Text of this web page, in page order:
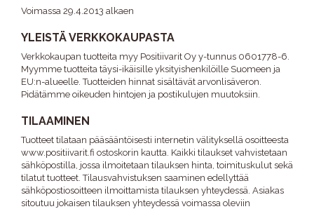
Voimassa 29.4.2013 alkaen
YLEISTÄ VERKKOKAUPASTA
Verkkokaupan tuotteita myy Positiivarit Oy y-tunnus 0601778-6.
Myymme tuotteita täysi-ikäisille yksityishenkilöille Suomeen ja
EU:n-alueelle. Tuotteiden hinnat sisältävät arvonlisäveron.
Pidätämme oikeuden hintojen ja postikulujen muutoksiin.
TILAAMINEN
Tuotteet tilataan pääsääntöisesti internetin välityksellä osoitteesta
www.positiivarit.fi ostoskorin kautta. Kaikki tilaukset vahvistetaan
sähköpostilla, jossa ilmoitetaan tilauksen hinta, toimituskulut sekä
tilatut tuotteet. Tilausvahvistuksen saaminen edellyttää
sähköpostiosoitteen ilmoittamista tilauksen yhteydessä. Asiakas
sitoutuu jokaisen tilauksen yhteydessä voimassa oleviin